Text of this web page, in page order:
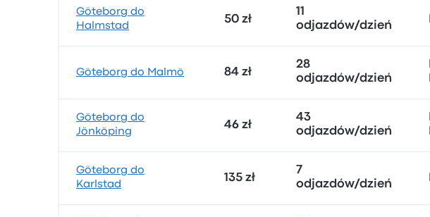
Göteborg do
Halmstad
50 zł
11
odjazdów/dzień
Göteborg do Malmö 84 zł
28
odjazdów/dzień
Göteborg do
Jönköping
46 zł
43
odjazdów/dzień
Göteborg do
Karlstad
135 zł
7
odjazdów/dzień